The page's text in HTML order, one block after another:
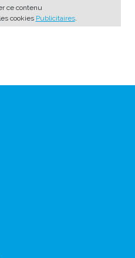
ce contenu
cookies Publicitaires.